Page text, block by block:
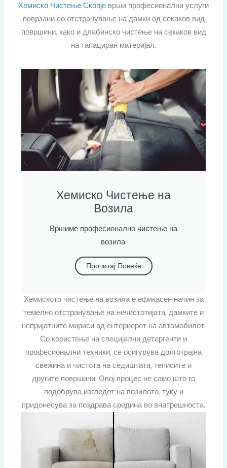
Хемиско Чистење Скопје врши професионални услуги
поврзани со отстранување на дамки од секаков вид
површини, како и длабинско чистење на секаков вид
на тапациран материјал.
Хемиско Чистење на
Возила
Вршиме професионално чистење на
возила.
Прочитај Повеќе
Хемиското чистење на возила е ефикасен начин за
темелно отстранување на нечистотијата, дамките и
непријатните мириси од ентериерот на автомобилот.
Со користење на специјални детергенти и
професионални техники, се осигурува долготрајна
свежина и чистота на седиштата, теписите и
другите површини. Овој процес не само што го
подобрува изгледот на возилото, туку и
придонесува за поздрава средина во внатрешноста.